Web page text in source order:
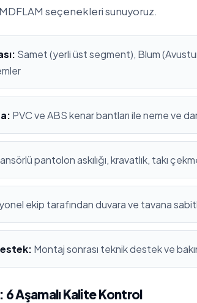
seçenekleri sunuyoruz.
Samet (yerli üst segment), Blum
PVC ve ABS kenar bantları ile neme ve
pantolon askılığı, kravatlık, takı
ekip tarafından duvara ve tavana
Montaj sonrası teknik destek ve
Aşamalı Kalite Kontrol